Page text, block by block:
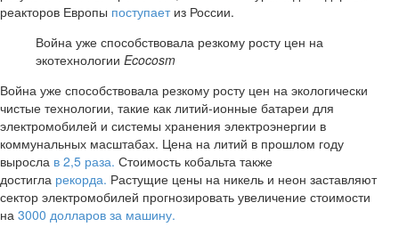
реакторов Европы поступаетиз России.
Война уже способствовала резкому росту цен на
экотехнологии Ecocosm
Война уже способствовала резкому росту цен на экологически
чистые технологии, такие как литий-ионные батареи для
электромобилей и системы хранения электроэнергии в
коммунальных масштабах. Цена на литий в прошлом году
выросла в 2,5 раза. Стоимость кобальта также
достигла рекорда. Растущие цены на никель и неон заставляют
сектор электромобилей прогнозировать увеличение стоимости
на 3000 долларов за машину.